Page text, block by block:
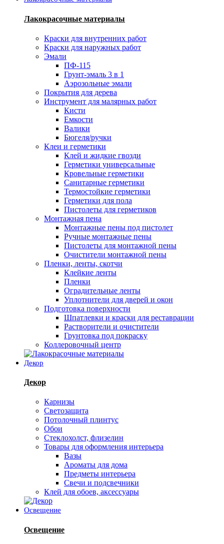
Лакокрасочные материалы
Краски для внутренних работ
Краски для наружных работ
Эмали
ПФ-115
Грунт-эмаль 3 в 1
Аэрозольные эмали
Покрытия для дерева
Инструмент для малярных работ
Кисти
Емкости
Валики
Бюгеля/ручки
Клеи и герметики
Клей и жидкие гвозди
Герметики универсальные
Кровельные герметики
Санитарные герметики
Термостойкие герметики
Герметики для пола
Пистолеты для герметиков
Монтажная пена
Монтажные пены под пистолет
Ручные монтажные пены
Пистолеты для монтажной пены
Очистители монтажной пены
Пленки, ленты, скотчи
Клейкие ленты
Пленки
Оградительные ленты
Уплотнители для дверей и окон
Подготовка поверхности
Шпатлевки и краски для реставрации
Растворители и очистители
Грунтовка под покраску
Коллеровочный центр
Декор
Декор
Карнизы
Светозащита
Потолочный плинтус
Обои
Стеклохолст, флизелин
Товары для оформления интерьера
Вазы
Ароматы для дома
Предметы интерьера
Свечи и подсвечники
Клей для обоев, аксессуары
Освещение
Освещение